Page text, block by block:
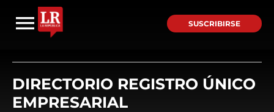
SUSCRIBIRSE
DIRECTORIO REGISTRO ÚNICO
EMPRESARIAL